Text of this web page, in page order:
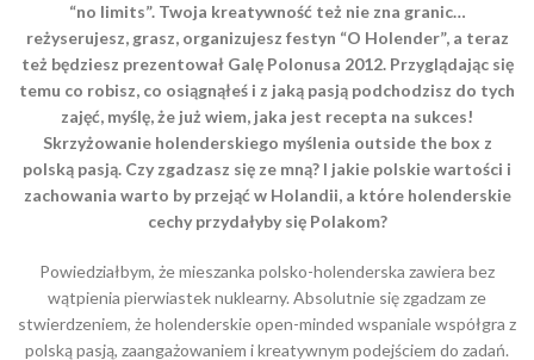
“no limits”. Twoja kreatywność też nie zna granic…
reżyserujesz, grasz, organizujesz festyn “O Holender”, a teraz
też będziesz prezentował Galę Polonusa 2012. Przyglądając się
temu co robisz, co osiągnąłeś i z jaką pasją podchodzisz do tych
zajęć, myślę, że już wiem, jaka jest recepta na sukces!
Skrzyżowanie holenderskiego myślenia outside the box z
polską pasją. Czy zgadzasz się ze mną? I jakie polskie wartości i
zachowania warto by przejąć w Holandii, a ktόre holenderskie
cechy przydałyby się Polakom?
Powiedziałbym, że mieszanka polsko-holenderska zawiera bez
wątpienia pierwiastek nuklearny. Absolutnie się zgadzam ze
stwierdzeniem, że holenderskie open-minded wspaniale wspόłgra z
polską pasją, zaangażowaniem i kreatywnym podejściem do zadań.